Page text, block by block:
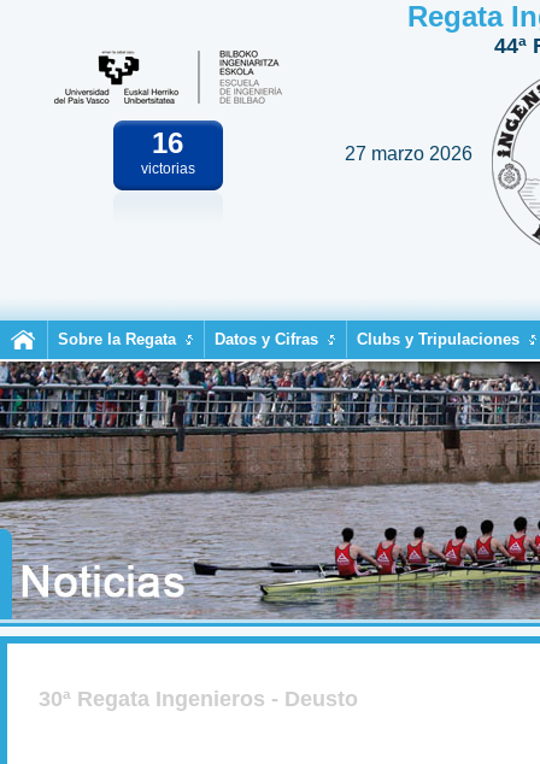
16
victorias
Regata
44ª
27 marzo 2026
Sobre la Regata Datos y Cifras Clubs y Tripulaciones
30ª Regata Ingenieros - Deusto